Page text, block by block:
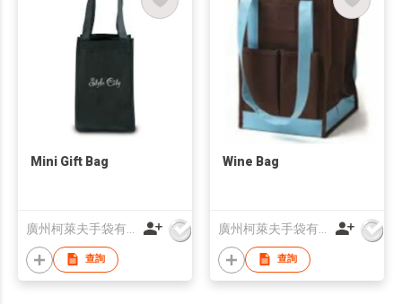
Mini Gift Bag
查詢
Wine Bag
查詢